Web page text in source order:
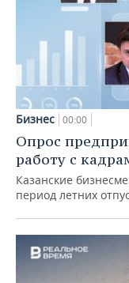
Бизнес 00:00
Опрос
работу с
Казанские
период летних